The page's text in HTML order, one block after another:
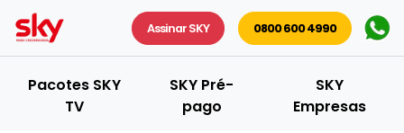
Assinar SKY 0800 600 4990
Pacotes SKY
TV
SKY Pré-
pago
SKY
Empresas